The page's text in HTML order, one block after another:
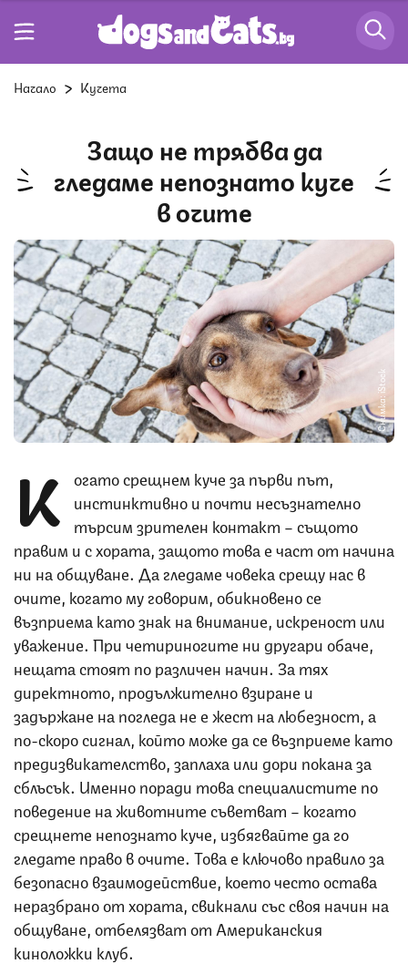
Начало Кучета
Защо не трябва да
гледаме непознато куче
в очите
Снимка: iStock
К огато срещнем куче за първи път,
инстинктивно и почти несъзнателно
търсим зрителен контакт – същото
правим и с хората, защото това е част от начина
ни на общуване. Да гледаме човека срещу нас в
очите, когато му говорим, обикновено се
възприема като знак на внимание, искреност или
уважение. При четириногите ни другари обаче,
нещата стоят по различен начин. За тях
директното, продължително взиране и
задържане на погледа не е жест на любезност, а
по-скоро сигнал, който може да се възприеме като
предизвикателство, заплаха или дори покана за
сблъсък. Именно поради това специалистите по
поведение на животните съветват – когато
срещнете непознато куче, избягвайте да го
гледате право в очите. Това е ключово правило за
безопасно взаимодействие, което често остава
неразбрано от хората, свикнали със своя начин на
общуване, отбелязват от Американския
киноложки клуб.